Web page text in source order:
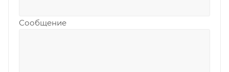
Сообщение